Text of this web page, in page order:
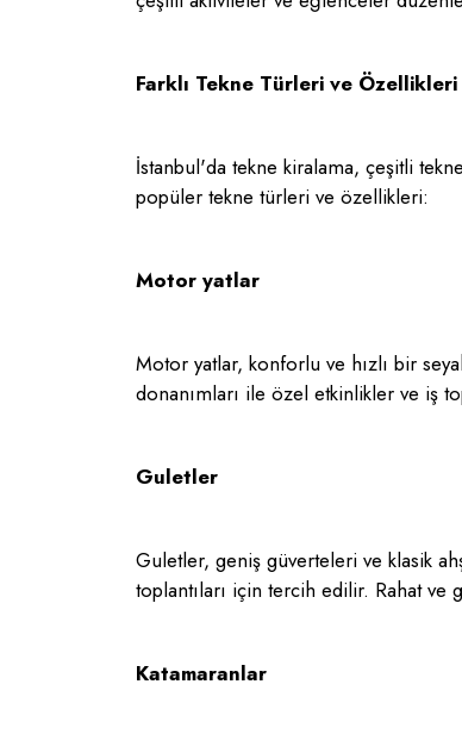
Farklı Tekne Türleri ve Özellikleri
İstanbul'da tekne kiralama, çeşitli
popüler tekne türleri ve özellikleri:
Motor yatlar
Motor yatlar, konforlu ve hızlı bir
donanımları ile özel etkinlikler ve iş
Guletler
Guletler, geniş güverteleri ve klasik
toplantıları için tercih edilir. Rahat ve
Katamaranlar